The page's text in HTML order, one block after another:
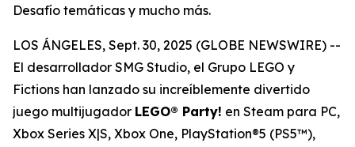
Desafío temáticas y mucho más.
LOS ÁNGELES, Sept. 30, 2025 (GLOBE NEWSWIRE) --
El desarrollador SMG Studio, el Grupo LEGO y
Fictions han lanzado su increíblemente divertido
juego multijugador LEGO® Party! en Steam para PC,
Xbox Series X|S, Xbox One, PlayStation®5 (PS5™),